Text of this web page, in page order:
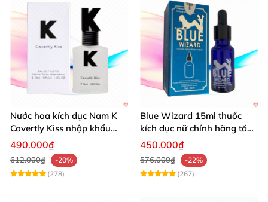
Nước hoa kích dục Nam K
Covertly Kiss nhập khẩu
mùi quyến rũ
490.000₫
612.000₫
-20%
(278)
Blue Wizard 15ml thuốc
kích dục nữ chính hãng tăng
ham muốn mạnh
450.000₫
576.000₫
-22%
(267)